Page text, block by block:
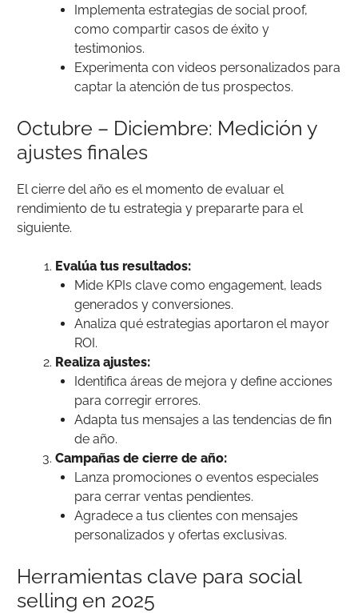
Implementa estrategias de social proof,
como compartir casos de éxito y
testimonios.
Experimenta con videos personalizados para
captar la atención de tus prospectos.
Octubre – Diciembre: Medición y
ajustes finales
El cierre del año es el momento de evaluar el
rendimiento de tu estrategia y prepararte para el
siguiente.
Evalúa tus resultados:
Mide KPIs clave como engagement, leads
generados y conversiones.
Analiza qué estrategias aportaron el mayor
ROI.
Realiza ajustes:
Identifica áreas de mejora y define acciones
para corregir errores.
Adapta tus mensajes a las tendencias de fin
de año.
Campañas de cierre de año:
Lanza promociones o eventos especiales
para cerrar ventas pendientes.
Agradece a tus clientes con mensajes
personalizados y ofertas exclusivas.
Herramientas clave para social
selling en 2025